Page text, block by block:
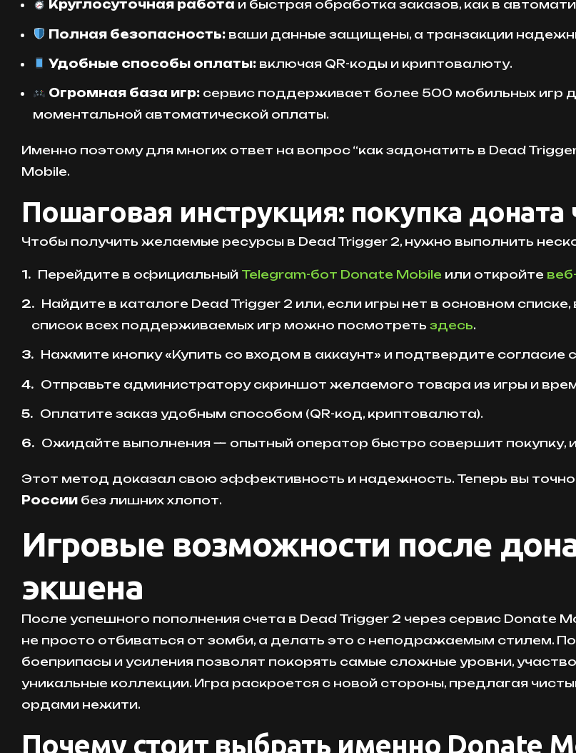
Круглосуточная работа и быстрая обработка заказов, как в
Полная безопасность: ваши данные защищены, а транзакции
Удобные способы оплаты: включая QR-коды и криптовалюту.
Огромная база игр: сервис поддерживает более 500 мобильных игр
моментальной автоматической оплаты.
Именно поэтому для многих ответ на вопрос “как задонатить в Dead
Mobile.
Пошаговая инструкция: покупка
Чтобы получить желаемые ресурсы в Dead Trigger 2, нужно выполнить
Перейдите в официальный Telegram-бот Donate Mobile или откройте
Найдите в каталоге Dead Trigger 2 или, если игры нет в основном
список всех поддерживаемых игр можно посмотретьздесь.
Нажмите кнопку «Купить со входом в аккаунт» и подтвердите согласие
Отправьте администратору скриншот желаемого товара из игры и
Оплатите заказ удобным способом (QR-код, криптовалюта).
Ожидайте выполнения — опытный оператор быстро совершит покупку,
Этот метод доказал свою эффективность и надежность. Теперь вы точно
России без лишних хлопот.
Игровые возможности после
экшена
После успешного пополнения счета в Dead Trigger 2 через сервис Donate
не просто отбиваться от зомби, а делать это с неподражаемым стилем.
боеприпасы и усиления позволят покорять самые сложные уровни,
уникальные коллекции. Игра раскроется с новой стороны, предлагая
ордами нежити.
Почему стоит выбрать именно Donate